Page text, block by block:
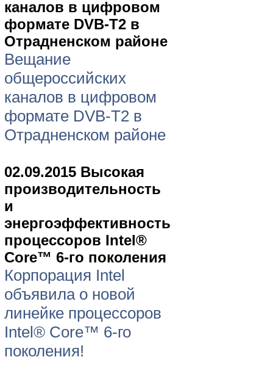
каналов в цифровом
формате DVB-T2 в
Отрадненском районе
Вещание
общероссийских
каналов в цифровом
формате DVB-T2 в
Отрадненском районе
02.09.2015 Высокая
производительность
и
энергоэффективность
процессоров Intel®
Core™ 6-го поколения
Корпорация Intel
объявила о новой
линейке процессоров
Intel® Core™ 6-го
поколения!